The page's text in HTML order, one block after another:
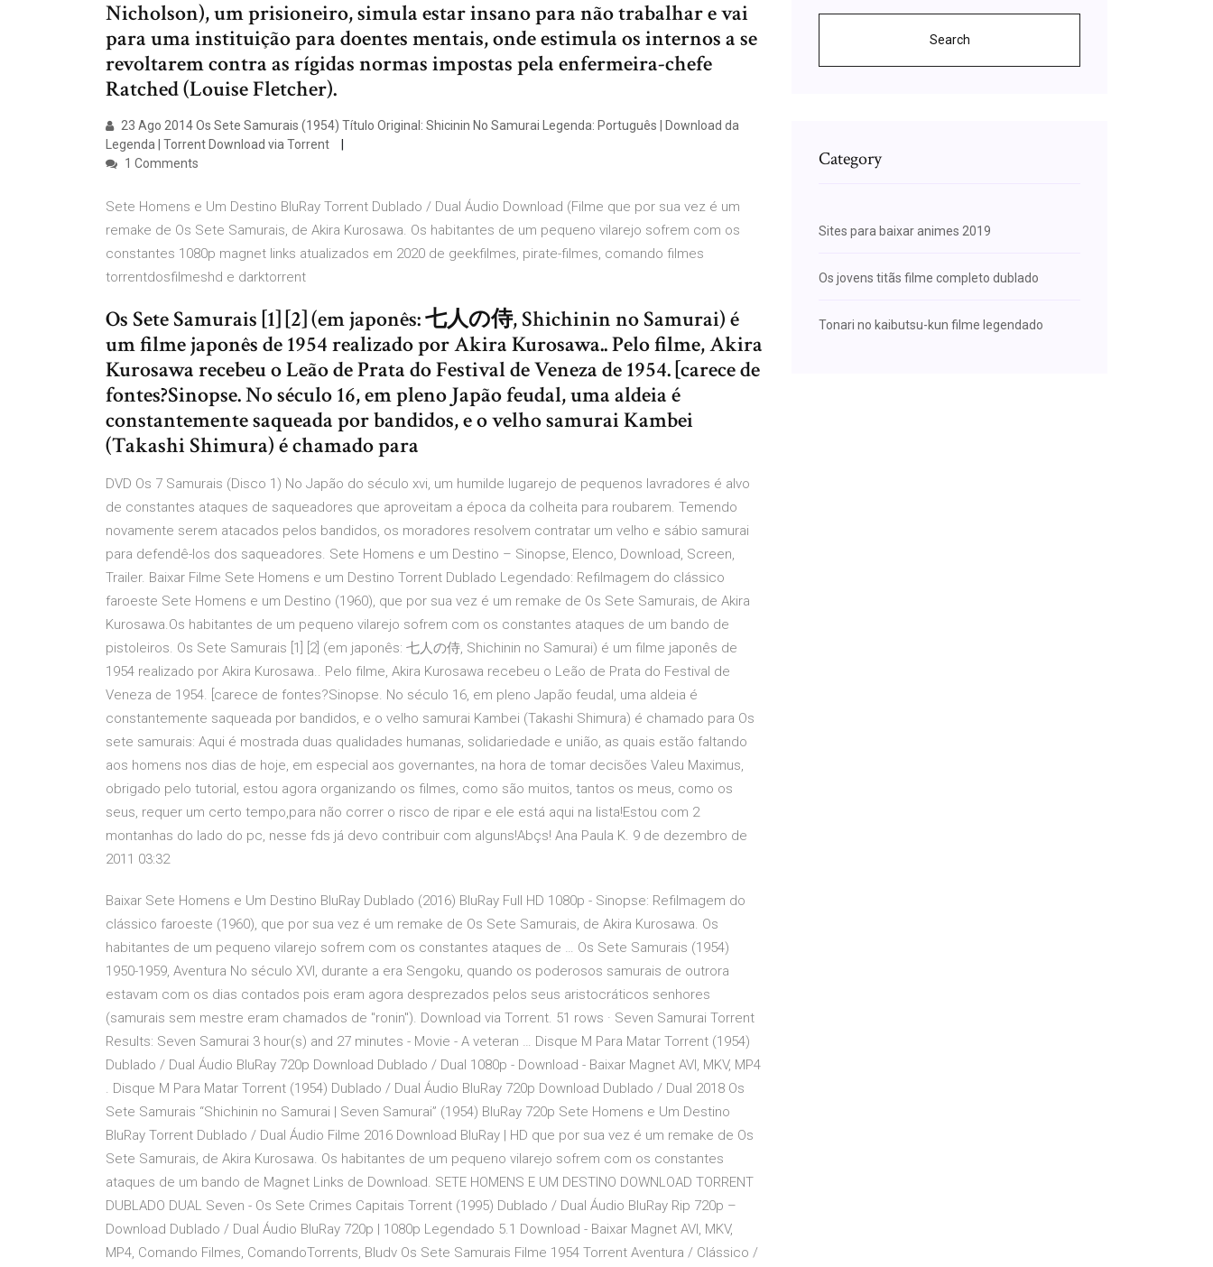
Nicholson), um prisioneiro, simula estar insano para não trabalhar e vai
para uma instituição para doentes mentais, onde estimula os internos a se
revoltarem contra as rígidas normas impostas pela enfermeira-chefe
Ratched (Louise Fletcher).
23 Ago 2014 Os Sete Samurais (1954) Título Original: Shicinin No Samurai Legenda: Português | Download da
Legenda | Torrent Download via Torrent
1 Comments
Sete Homens e Um Destino BluRay Torrent Dublado / Dual Áudio Download (Filme que por sua vez é um
remake de Os Sete Samurais, de Akira Kurosawa. Os habitantes de um pequeno vilarejo sofrem com os
constantes 1080p magnet links atualizados em 2020 de geekfilmes, pirate-filmes, comando filmes
torrentdosfilmeshd e darktorrent
Os Sete Samurais [1] [2] (em japonês: 七人の侍, Shichinin no Samurai) é
um filme japonês de 1954 realizado por Akira Kurosawa.. Pelo filme, Akira
Kurosawa recebeu o Leão de Prata do Festival de Veneza de 1954. [carece de
fontes?Sinopse. No século 16, em pleno Japão feudal, uma aldeia é
constantemente saqueada por bandidos, e o velho samurai Kambei
(Takashi Shimura) é chamado para
DVD Os 7 Samurais (Disco 1) No Japão do século xvi, um humilde lugarejo de pequenos lavradores é alvo
de constantes ataques de saqueadores que aproveitam a época da colheita para roubarem. Temendo
novamente serem atacados pelos bandidos, os moradores resolvem contratar um velho e sábio samurai
para defendê-los dos saqueadores. Sete Homens e um Destino – Sinopse, Elenco, Download, Screen,
Trailer. Baixar Filme Sete Homens e um Destino Torrent Dublado Legendado: Refilmagem do clássico
faroeste Sete Homens e um Destino (1960), que por sua vez é um remake de Os Sete Samurais, de Akira
Kurosawa.Os habitantes de um pequeno vilarejo sofrem com os constantes ataques de um bando de
pistoleiros. Os Sete Samurais [1] [2] (em japonês: 七人の侍, Shichinin no Samurai) é um filme japonês de
1954 realizado por Akira Kurosawa.. Pelo filme, Akira Kurosawa recebeu o Leão de Prata do Festival de
Veneza de 1954. [carece de fontes?Sinopse. No século 16, em pleno Japão feudal, uma aldeia é
constantemente saqueada por bandidos, e o velho samurai Kambei (Takashi Shimura) é chamado para Os
sete samurais: Aqui é mostrada duas qualidades humanas, solidariedade e união, as quais estão faltando
aos homens nos dias de hoje, em especial aos governantes, na hora de tomar decisões Valeu Maximus,
obrigado pelo tutorial, estou agora organizando os filmes, como são muitos, tantos os meus, como os
seus, requer um certo tempo,para não correr o risco de ripar e ele está aqui na lista!Estou com 2
montanhas do lado do pc, nesse fds já devo contribuir com alguns!Abçs! Ana Paula K. 9 de dezembro de
2011 03:32
Baixar Sete Homens e Um Destino BluRay Dublado (2016) BluRay Full HD 1080p - Sinopse: Refilmagem do
clássico faroeste (1960), que por sua vez é um remake de Os Sete Samurais, de Akira Kurosawa. Os
habitantes de um pequeno vilarejo sofrem com os constantes ataques de … Os Sete Samurais (1954)
1950-1959, Aventura No século XVI, durante a era Sengoku, quando os poderosos samurais de outrora
estavam com os dias contados pois eram agora desprezados pelos seus aristocráticos senhores
(samurais sem mestre eram chamados de "ronin"). Download via Torrent. 51 rows · Seven Samurai Torrent
Results: Seven Samurai 3 hour(s) and 27 minutes - Movie - A veteran … Disque M Para Matar Torrent (1954)
Dublado / Dual Áudio BluRay 720p Download Dublado / Dual 1080p - Download - Baixar Magnet AVI, MKV, MP4
. Disque M Para Matar Torrent (1954) Dublado / Dual Áudio BluRay 720p Download Dublado / Dual 2018 Os
Sete Samurais “Shichinin no Samurai | Seven Samurai” (1954) BluRay 720p Sete Homens e Um Destino
BluRay Torrent Dublado / Dual Áudio Filme 2016 Download BluRay | HD que por sua vez é um remake de Os
Sete Samurais, de Akira Kurosawa. Os habitantes de um pequeno vilarejo sofrem com os constantes
ataques de um bando de Magnet Links de Download. SETE HOMENS E UM DESTINO DOWNLOAD TORRENT
DUBLADO DUAL Seven - Os Sete Crimes Capitais Torrent (1995) Dublado / Dual Áudio BluRay Rip 720p –
Download Dublado / Dual Áudio BluRay 720p | 1080p Legendado 5.1 Download - Baixar Magnet AVI, MKV,
MP4, Comando Filmes, ComandoTorrents, Bludv Os Sete Samurais Filme 1954 Torrent Aventura / Clássico /
Search
Category
Sites para baixar animes 2019
Os jovens titãs filme completo dublado
Tonari no kaibutsu-kun filme legendado